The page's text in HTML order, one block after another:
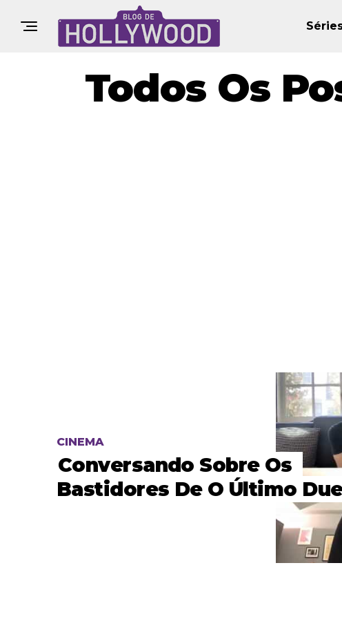
Todos Os
CINEMA
Conversando Sobre Os
Bastidores De O Último